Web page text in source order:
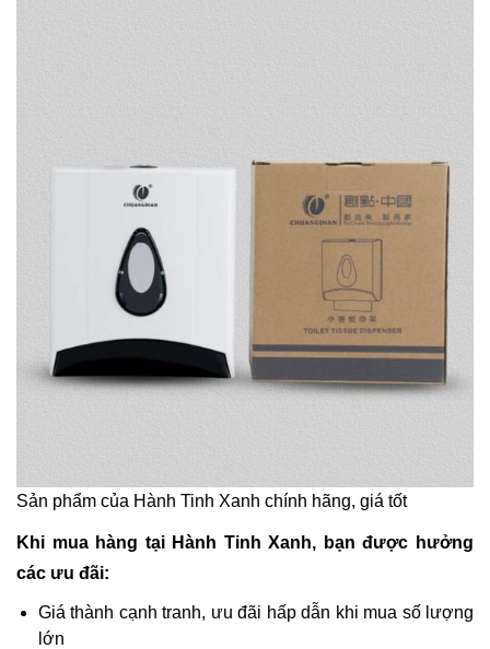
Sản phẩm của Hành Tinh Xanh chính hãng, giá tốt
Khi mua hàng tại Hành Tinh Xanh, bạn được hưởng
các ưu đãi:
Giá thành cạnh tranh, ưu đãi hấp dẫn khi mua số lượng
lớn